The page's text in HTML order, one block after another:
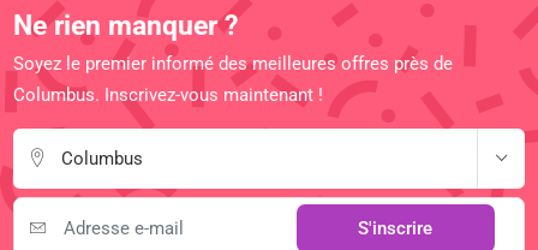
Ne rien manquer ?
Soyez le premier informé des meilleures offres près de
Columbus. Inscrivez-vous maintenant !
Columbus
S'inscrire